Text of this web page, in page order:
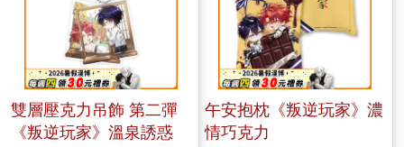
雙層壓克力吊飾 第二彈
《叛逆玩家》溫泉誘惑
午安抱枕《叛逆玩家》濃
情巧克力